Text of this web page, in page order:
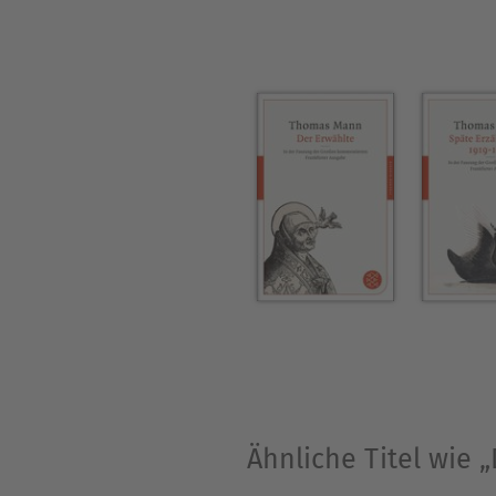
erster Klasse«. 1849 gab
»Presseagent« des
Mark Brandenburg«
Reiseschriftsteller war
Lebensjahr trat er als
in kurzen Abständen
Erinnerungsbücher
Ähnliche Titel wie